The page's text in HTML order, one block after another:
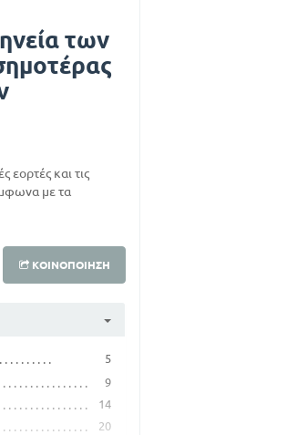
των
εορτές και τις
με τα
ΚΟΙΝΟΠΟΊΗΣΗ
5
9
14
20